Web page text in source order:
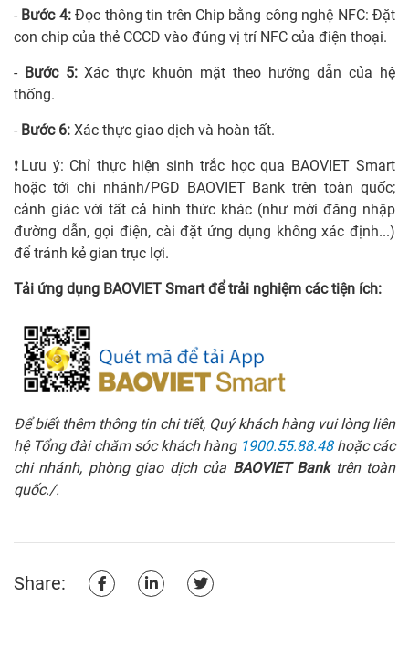
- Bước 4:Đọc thông tin trên Chip bằng công nghệ NFC: Đặt
con chip của thẻ CCCD vào đúng vị trí NFC của điện thoại.
- Bước 5:Xác thực khuôn mặt theo hướng dẫn của hệ
thống.
- Bước 6: Xác thực giao dịch và hoàn tất.
❗ Lưu ý: Chỉ thực hiện sinh trắc học qua BAOVIET Smart
hoặc tới chi nhánh/PGD BAOVIET Bank trên toàn quốc;
cảnh giác với tất cả hình thức khác (như mời đăng nhập
đường dẫn, gọi điện, cài đặt ứng dụng không xác định...)
để tránh kẻ gian trục lợi.
Tải ứng dụng BAOVIET Smart để trải nghiệm các tiện ích:
Để biết thêm thông tin chi tiết, Quý khách hàng vui lòng liên
hệ Tổng đài chăm sóc khách hàng 1900.55.88.48hoặc các
chi nhánh, phòng giao dịch của BAOVIET Bank trên toàn
quốc./.
Share: